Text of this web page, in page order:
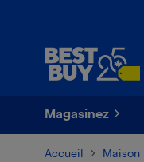
Magasinez
Accueil Maison